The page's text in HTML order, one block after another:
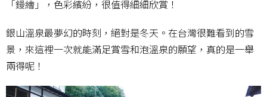
「鏝繪」，色彩繽紛，很值得細細欣賞！
銀山溫泉最夢幻的時刻，絕對是冬天。在台灣很難看到的雪
景，來這裡一次就能滿足賞雪和泡溫泉的願望，真的是一舉
兩得呢！